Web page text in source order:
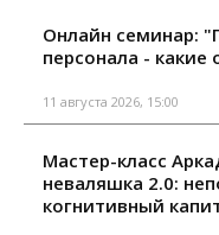
Онлайн семинар:
персонала -
11 августа 2026, 15:00
Мастер-класс
неваляшка 2.0:
когнитивный